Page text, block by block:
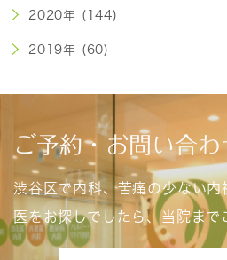
2020年 (144)
2019年 (60)
ご予約・お問い合わ
渋谷区で内科、苦痛の少ない
医をお探しでしたら、当院まで